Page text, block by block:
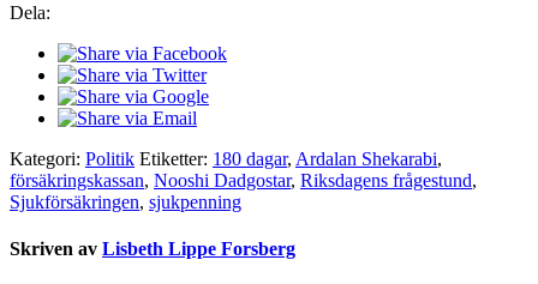
Dela:
Kategori: Politik Etiketter: 180 dagar, Ardalan Shekarabi,
försäkringskassan, Nooshi Dadgostar, Riksdagens frågestund,
Sjukförsäkringen, sjukpenning
Skriven av Lisbeth Lippe Forsberg